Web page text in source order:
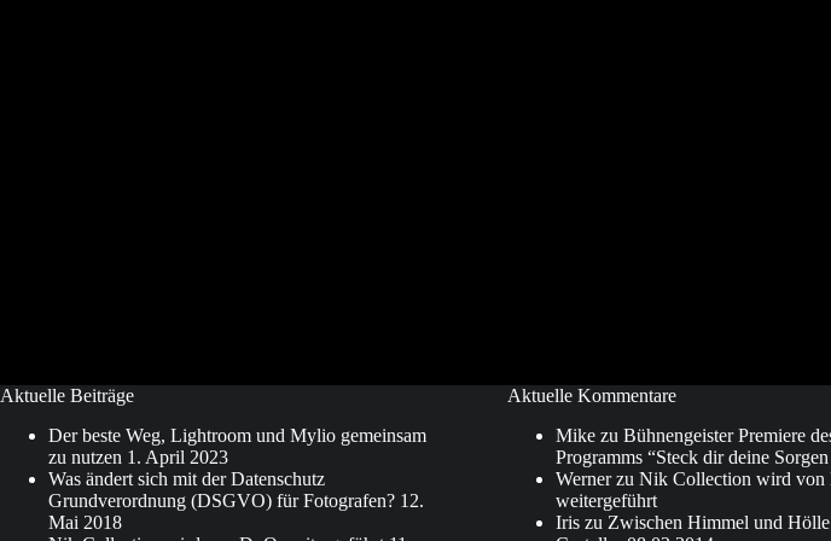
Aktuelle Beiträge
Der beste Weg, Lightroom und Mylio gemeinsam
zu nutzen 1. April 2023
Was ändert sich mit der Datenschutz
Grundverordnung (DSGVO) für Fotografen? 12.
Mai 2018
Aktuelle Kommentare
Mikezu Bühnengeister Premiere
Programms “Steck dir deine
Wernerzu Nik Collection wird von
weitergeführt
Iriszu Zwischen Himmel und